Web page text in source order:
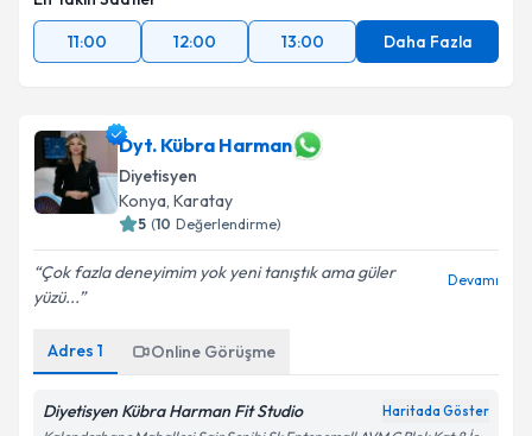
11:00
12:00 13:00 Daha Fazla
Dyt. Kübra Harman
Diyetisyen
Konya, Karatay
5 (10 Değerlendirme)
Çok fazla deneyimim yok yeni tanıştık ama güler
yüzü...
Devamı
Adres 1 Online Görüşme
Diyetisyen Kübra Harman Fit Studio Haritada Göster